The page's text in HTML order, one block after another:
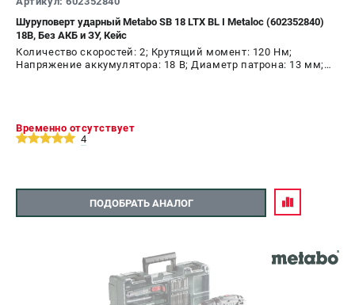
Шуруповерт ударный Metabo SB 18 LTX BL I Metaloc (602352840)
18В, Без АКБ и ЗУ, Кейс
Количество скоростей: 2; Крутящий момент: 120 Нм;
Напряжение аккумулятора: 18 В; Диаметр патрона: 13 мм;
Временно отсутствует
4
ПОДОБРАТЬ АНАЛОГ